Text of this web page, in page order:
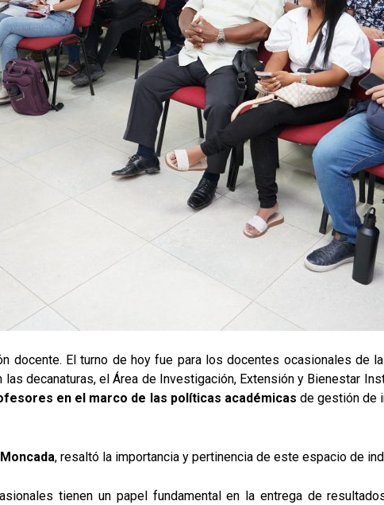
docente. El turno de hoy fue para los docentes ocasionales de
decanaturas, el Área de Investigación, Extensión y Bienestar
en el marco de las políticas académicas de gestión de
, resaltó la importancia y pertinencia de este espacio de
tienen un papel fundamental en la entrega de